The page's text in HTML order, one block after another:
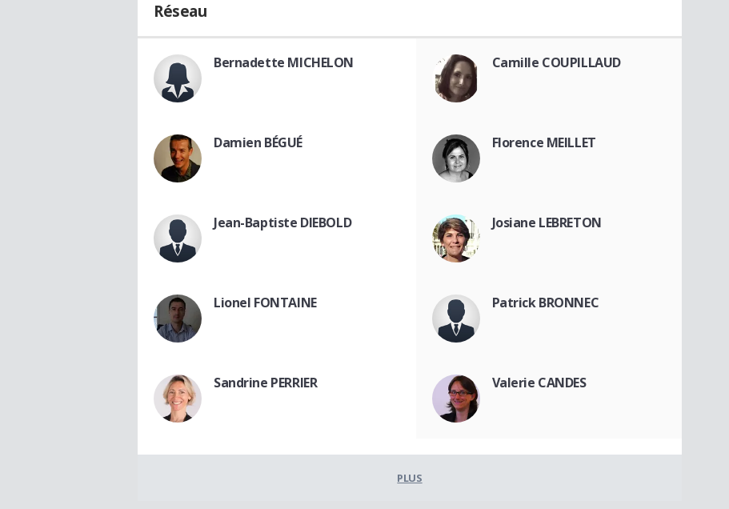
Réseau
Bernadette MICHELON Camille COUPILLAUD
Damien BÉGUÉ Florence MEILLET
Jean-Baptiste DIEBOLD Josiane LEBRETON
Lionel FONTAINE Patrick BRONNEC
Sandrine PERRIER Valerie CANDES
PLUS